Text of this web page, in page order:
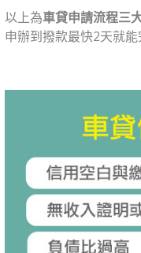
以上為車貸申請流程三
申辦到撥款最快2天就